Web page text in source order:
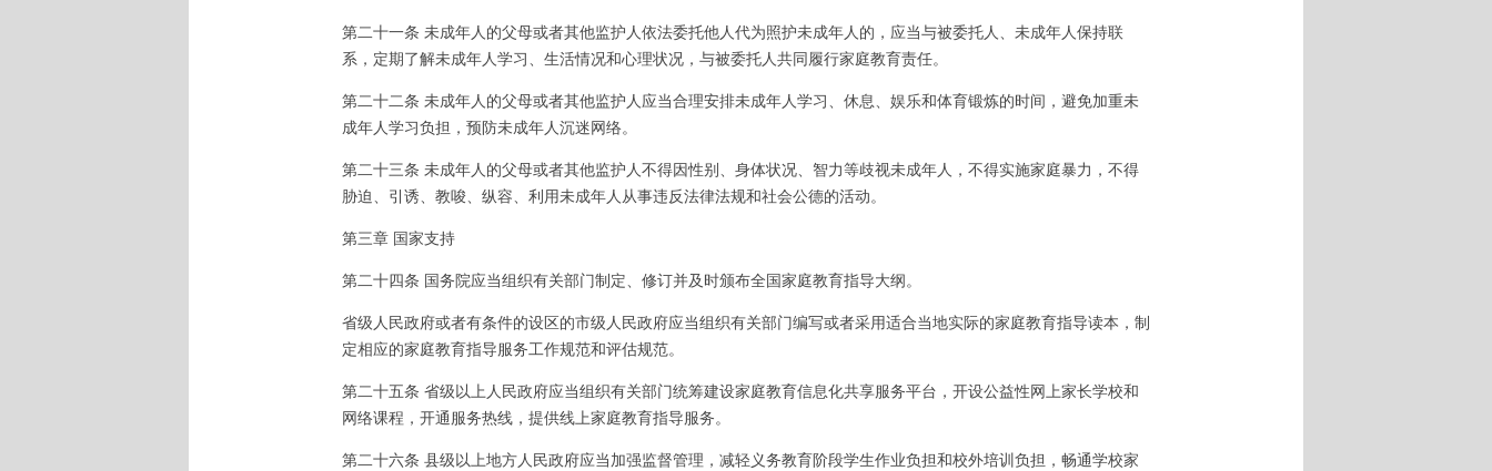
第二十一条 未成年人的父母或者其他监护人依法委托他人代为照护未成年人的，应当与被委托人、未成年人保持联
系，定期了解未成年人学习、生活情况和心理状况，与被委托人共同履行家庭教育责任。
第二十二条 未成年人的父母或者其他监护人应当合理安排未成年人学习、休息、娱乐和体育锻炼的时间，避免加重未
成年人学习负担，预防未成年人沉迷网络。
第二十三条 未成年人的父母或者其他监护人不得因性别、身体状况、智力等歧视未成年人，不得实施家庭暴力，不得
胁迫、引诱、教唆、纵容、利用未成年人从事违反法律法规和社会公德的活动。
第三章 国家支持
第二十四条 国务院应当组织有关部门制定、修订并及时颁布全国家庭教育指导大纲。
省级人民政府或者有条件的设区的市级人民政府应当组织有关部门编写或者采用适合当地实际的家庭教育指导读本，制
定相应的家庭教育指导服务工作规范和评估规范。
第二十五条 省级以上人民政府应当组织有关部门统筹建设家庭教育信息化共享服务平台，开设公益性网上家长学校和
网络课程，开通服务热线，提供线上家庭教育指导服务。
第二十六条 县级以上地方人民政府应当加强监督管理，减轻义务教育阶段学生作业负担和校外培训负担，畅通学校家